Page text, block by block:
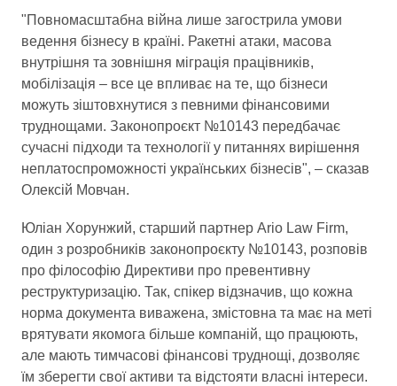
"Повномасштабна війна лише загострила умови
ведення бізнесу в країні. Ракетні атаки, масова
внутрішня та зовнішня міграція працівників,
мобілізація – все це впливає на те, що бізнеси
можуть зіштовхнутися з певними фінансовими
труднощами. Законопроєкт №10143 передбачає
сучасні підходи та технології у питаннях вирішення
неплатоспроможності українських бізнесів", – сказав
Олексій Мовчан.
Юліан Хорунжий, старший партнер Ario Law Firm,
один з розробників законопроєкту №10143, розповів
про філософію Директиви про превентивну
реструктуризацію. Так, спікер відзначив, що кожна
норма документа виважена, змістовна та має на меті
врятувати якомога більше компаній, що працюють,
але мають тимчасові фінансові труднощі, дозволяє
їм зберегти свої активи та відстояти власні інтереси.